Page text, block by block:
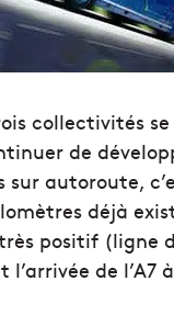
collectivités
de
sur autoroute,
déjà
positif (ligne
de l’A7